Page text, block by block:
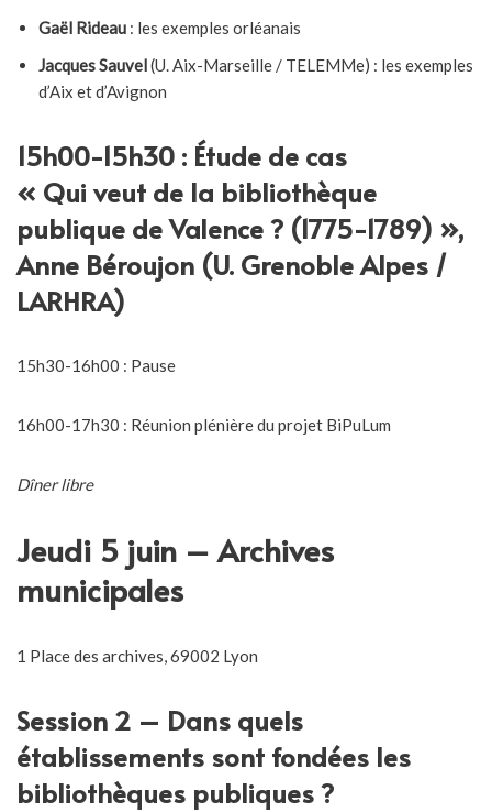
Gaël Rideau : les exemples orléanais
Jacques Sauvel(U. Aix-Marseille / TELEMMe) : les exemples
d’Aix et d’Avignon
15h00-15h30 : Étude de cas
« Qui veut de la bibliothèque
publique de Valence ? (1775-1789) »,
Anne Béroujon (U. Grenoble Alpes /
LARHRA)
15h30-16h00 : Pause
16h00-17h30 : Réunion plénière du projet BiPuLum
Dîner libre
Jeudi 5 juin – Archives
municipales
1 Place des archives, 69002 Lyon
Session 2 – Dans quels
établissements sont fondées les
bibliothèques publiques ?